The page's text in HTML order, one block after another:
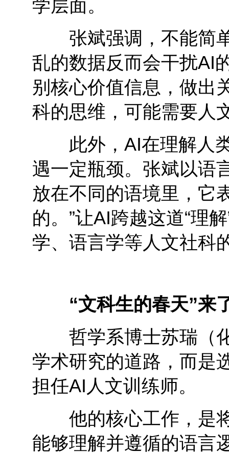
学层面。
张斌强调，不能简单
乱的数据反而会干扰AI
别核心价值信息，做出
科的思维，可能需要人
此外，AI在理解人类
遇一定瓶颈。张斌以语
放在不同的语境里，它
的。”让AI跨越这道“理
学、语言学等人文社科
“文科生的春天”来
哲学系博士苏瑞（化
学术研究的道路，而是
担任AI人文训练师。
他的核心工作，是将
能够理解并遵循的语言